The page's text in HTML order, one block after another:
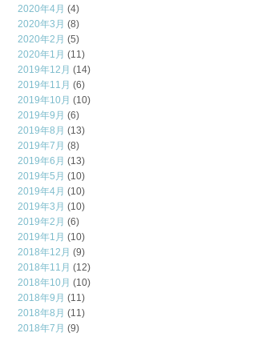
2020年4月 (4)
2020年3月 (8)
2020年2月 (5)
2020年1月 (11)
2019年12月 (14)
2019年11月 (6)
2019年10月 (10)
2019年9月 (6)
2019年8月 (13)
2019年7月 (8)
2019年6月 (13)
2019年5月 (10)
2019年4月 (10)
2019年3月 (10)
2019年2月 (6)
2019年1月 (10)
2018年12月 (9)
2018年11月 (12)
2018年10月 (10)
2018年9月 (11)
2018年8月 (11)
2018年7月 (9)